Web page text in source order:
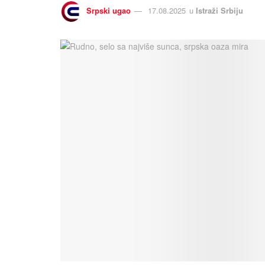
Srpski ugao 17.08.2025 u Istraži Srbiju